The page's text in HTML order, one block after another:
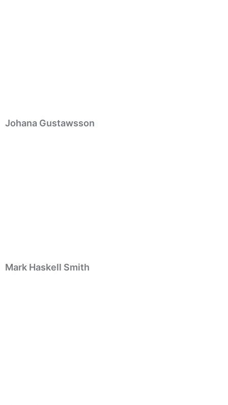
Johana Gustawsson
Mark Haskell Smith